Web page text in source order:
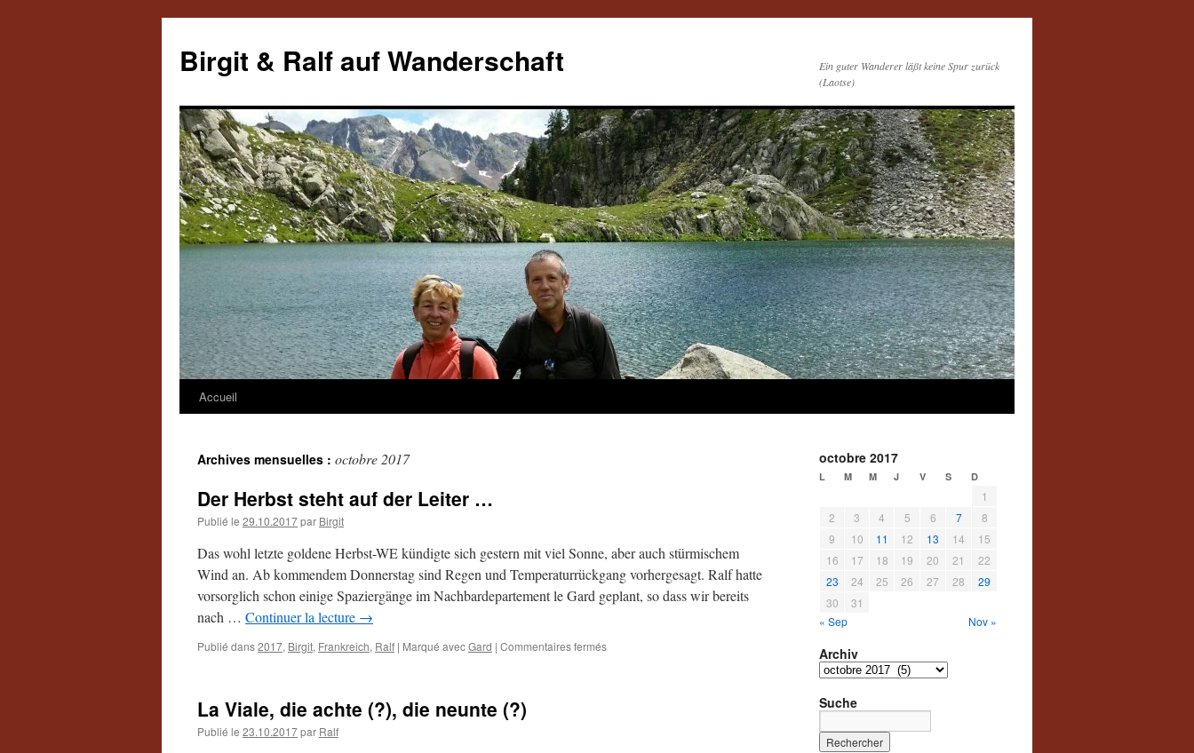
contenu
Birgit & Ralf auf Wanderschaft
Ein guter Wanderer läßt keine Spur zurück
(Laotse)
Accueil
Archives mensuelles : octobre 2017
Der Herbst steht auf der Leiter …
Publié le 29.10.2017par Birgit
Das wohl letzte goldene Herbst-WE kündigte sich gestern mit viel Sonne, aber auch stürmischem
Wind an. Ab kommendem Donnerstag sind Regen und Temperaturrückgang vorhergesagt. Ralf hatte
vorsorglich schon einige Spaziergänge im Nachbardepartement le Gard geplant, so dass wir bereits
nach … Continuer la lecture →
Publié dans2017, Birgit, Frankreich, Ralf | Marqué avecGard | Commentaires ferméssur
La Viale, die achte (?), die neunte (?)
Publié le 23.10.2017par Ralf
octobre 2017
L M M J V S D
1
2
3 4 5 6 7
8
9
10 11 12 13 14
15
16
17 18 19 20 21
22
23
24 25 26 27 28
29
30
31
« Sep
Nov »
Archiv
Archiv
Suche